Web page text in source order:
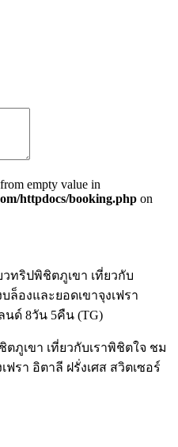
empty value in
httpdocs/booking.php on
ภูเขา เที่ยวกับเราพิชิตใจ ชม
ฟรา อิตาลี ฝรั่งเศส สวิตเซอร์